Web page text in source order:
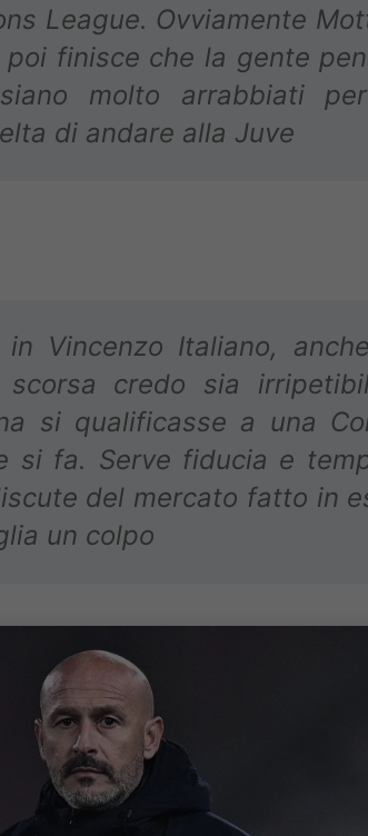
League. Ovviamente
finisce che la gente
molto arrabbiati
di andare alla Juve
in Vincenzo Italiano,
credo sia
si qualificasse a una
si fa. Serve fiducia e
del mercato fatto in
un colpo